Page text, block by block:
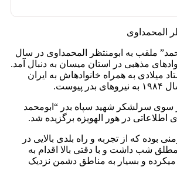
المحمداوی
ملقب به ابومنتظر المحمداوی در سال
خانوادهای مذهبی در استان میسان به دنبال آمد.
میلادی به همراه خانوادهاش به ایران
در سال ۱۹۸۵ از سوی سرلشکر شهید سپاه بدر “ابومحمد
اطلاعاتی در هور الهویزه برگزیده شد.
بوده که از تجربه و راه بلدی بالایی در
شب داشت و با دقتی بالا اقدام به
و بسیار به مناطق دشمن نزدیک